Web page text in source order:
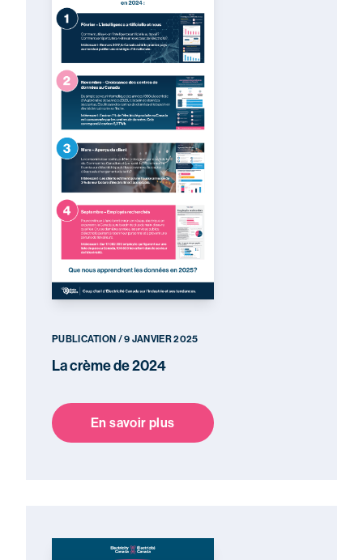
PUBLICATION / 9 JANVIER 2025
La crème de 2024
En savoir plus